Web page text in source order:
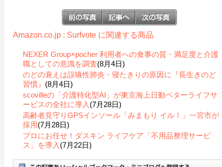
Amazon.co.jp : Surfvote に関連する商品
NEXER Group×pocher 利用者への食事の質・満足度と介護
職としての意識を調査(8月4日)
のどの衰えは誤嚥性肺炎・寝たきりの原因に『長生きのど
習慣』 (8月4日)
scovilleの「介護特化型AI」が東京海上日動ベターライフサ
ービスの全社に導入 (7月28日)
高齢者見守りGPSインソール「みまもり イル！」一宮市が
採用(7月28日)
プロにお任せ！ダスキン ライフケア「不用品整理サービ
ス」を導入 (7月22日)